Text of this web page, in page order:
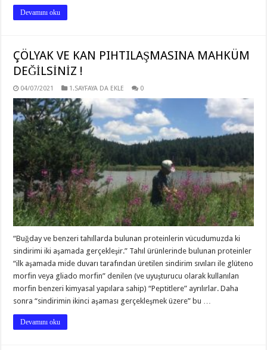
Devamını oku
ÇÖLYAK VE KAN PIHTILAŞMASINA MAHKÜM
DEĞİLSİNİZ !
04/07/2021 1.SAYFAYA DA EKLE 0
“Buğday ve benzeri tahıllarda bulunan proteinlerin vücudumuzda ki
sindirimi iki aşamada gerçekleşir.” Tahıl ürünlerinde bulunan proteinler
“ilk aşamada mide duvarı tarafından üretilen sindirim sıvıları ile glüteno
morfin veya gliado morfin” denilen (ve uyuşturucu olarak kullanılan
morfin benzeri kimyasal yapılara sahip) “Peptitlere” ayrılırlar. Daha
sonra “sindirimin ikinci aşaması gerçekleşmek üzere” bu …
Devamını oku